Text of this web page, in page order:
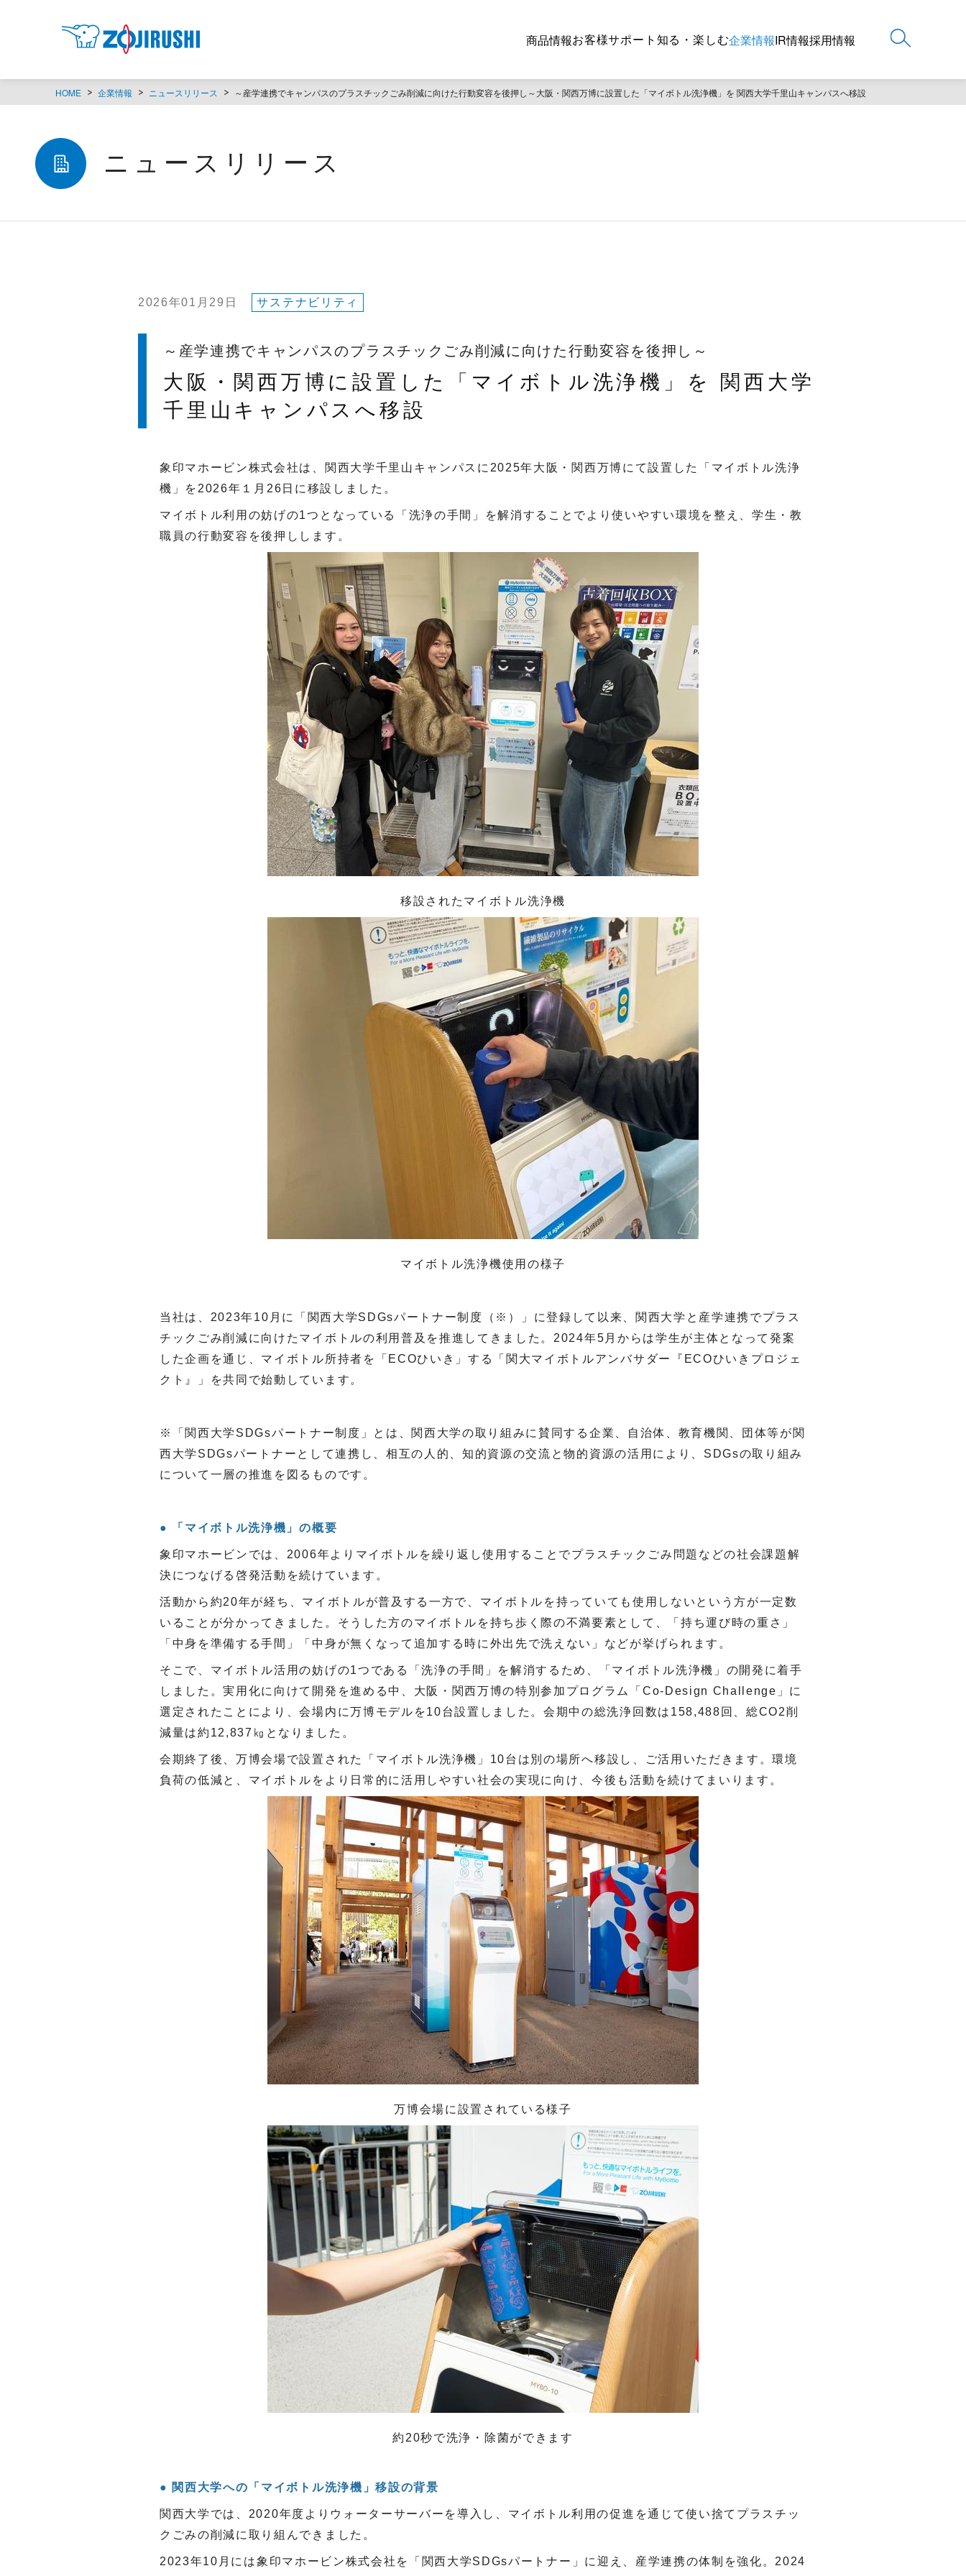
商品情報お客様サポート 知る・楽しむ企業情報IR情報採用情報
HOME 企業情報 ニュースリリース ～産学連携でキャンパスのプラスチックごみ削減に向けた行動変容を後押し～大阪・関西万博に設置した「マイボトル洗浄機」を 関西大学千里山キャンパスへ移設
ニュースリリース
2026年01月29日 サステナビリティ
～産学連携でキャンパスのプラスチックごみ削減に向けた行動変容を後押し～
大阪・関西万博に設置した「マイボトル洗浄機」を 関西大学
千里山キャンパスへ移設
象印マホービン株式会社は、関西大学千里山キャンパスに 2025年大阪・関西万博にて設置した「マイボトル洗浄
機」を 2026年１月 26 日に移設しました。
マイボトル利用の妨げの1つとなっている「洗浄の手間」を解消することでより使いやすい環境を整え、学生・教
職員の行動変容を後押しします。
移設されたマイボトル洗浄機
マイボトル洗浄機使用の様子
当社は、 2023年10 月に「関西大学SDGsパートナー制度（ ※ ）」に登録して以来、関西大学と産学連携でプラス
チックごみ削減に向けたマイボトルの利用普及を推進してきました。 2024年5 月からは学生が主体となって発案
した企画を通じ、マイボトル所持者を「 ECOひいき」する「関大マイボトルアンバサダー『 ECOひいきプロジェ
クト』」を共同で始動しています。
※「関西大学 SDGsパートナー制度」とは、関西大学の取り組みに賛同する企業、自治体、教育機関、団体等が関
西大学 SDGsパートナーとして連携し、相互の人的、知的資源の交流と物的資源の活用により、 SDGsの取り組み
について一層の推進を図るものです。
「マイボトル洗浄機」の概要
象印マホービンでは、2006年よりマイボトルを繰り返し使用することでプラスチックごみ問題などの社会課題解
決につなげる啓発活動を続けています。
活動から約20年が経ち、マイボトルが普及する一方で、マイボトルを持っていても使用しないという方が一定数
いることが分かってきました。そうした方のマイボトルを持ち歩く際の不満要素として、「持ち運び時の重さ」
「中身を準備する手間」「中身が無くなって追加する時に外出先で洗えない」などが挙げられます。
そこで、マイボトル活用の妨げの1つである「洗浄の手間」を解消するため、「マイボトル洗浄機」の開発に着手
しました。実用化に向けて開発を進める中、大阪・関西万博の特別参加プログラム「 Co-Design Challenge 」に
選定されたことにより、会場内に万博モデルを10台設置しました。会期中の総洗浄回数は 158,488 回、総CO2削
減量は約 12,837 ㎏となりました。
会期終了後、万博会場で設置された「マイボトル洗浄機」 10台は別の場所へ移設し、ご活用いただきます。環境
負荷の低減と、マイボトルをより日常的に活用しやすい社会の実現に向け、今後も活動を続けてまいります。
万博会場に設置されている様子
約20秒で洗浄・除菌ができます
関西大学への「マイボトル洗浄機」移設の背景
関西大学では、 2020年度よりウォーターサーバーを導入し、マイボトル利用の促進を通じて使い捨てプラスチッ
クごみの削減に取り組んできました。
2023年10 月には象印マホービン株式会社を「関西大学SDGsパートナー」に迎え、産学連携の体制を強化。 2024